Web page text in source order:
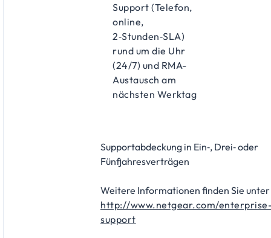
Support (Telefon,
online,
2‑Stunden‑SLA)
rund um die Uhr
(24/7) und RMA-
Austausch am
nächsten Werktag
Supportabdeckung in Ein‑, Drei‑ oder
Fünfjahresverträgen
Weitere Informationen finden Sie unter
http://www.netgear.com/
support